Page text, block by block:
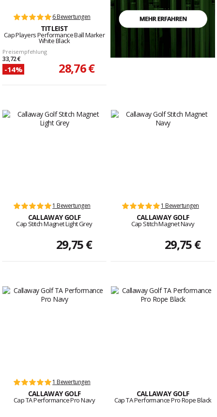
6 Bewertungen
TITLEIST
Cap Players Performance Ball Marker
White Black
Preisempfehlung
33,72 €
-14% 28,76 €
1 Bewertungen
CALLAWAY GOLF
Cap Stitch Magnet Light Grey
29,75 €
1 Bewertungen
CALLAWAY GOLF
Cap Stitch Magnet Navy
29,75 €
1 Bewertungen
CALLAWAY GOLF
Cap TA Performance Pro Navy
CALLAWAY GOLF
Cap TA Performance Pro Rope Black